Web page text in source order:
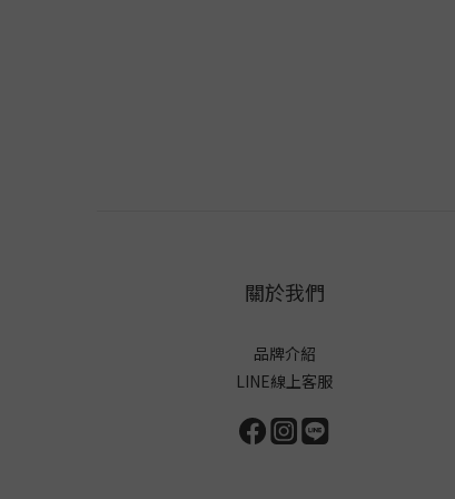
關於我們
品牌介紹
LINE線上客服